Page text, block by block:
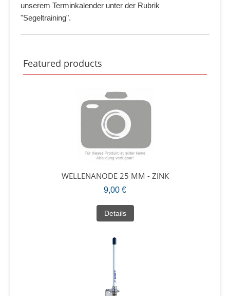
unserem Terminkalender unter der Rubrik
"Segeltraining".
Featured products
WELLENANODE 25 MM - ZINK
9,00 €
Details